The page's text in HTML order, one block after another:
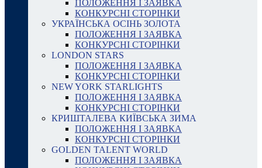
ПОЛОЖЕННЯ І ЗАЯВКА
КОНКУРСНІ СТОРІНКИ
УКРАЇНСЬКА ОСІНЬ ЗОЛОТА
ПОЛОЖЕННЯ І ЗАЯВКА
КОНКУРСНІ СТОРІНКИ
LONDON STARS
ПОЛОЖЕННЯ І ЗАЯВКА
КОНКУРСНІ СТОРІНКИ
NEW YORK STARLIGHTS
ПОЛОЖЕННЯ І ЗАЯВКА
КОНКУРСНІ СТОРІНКИ
КРИШТАЛЕВА КИЇВСЬКА ЗИМА
ПОЛОЖЕННЯ І ЗАЯВКА
КОНКУРСНІ СТОРІНКИ
GOLDEN TALENT WORLD
ПОЛОЖЕННЯ І ЗАЯВКА